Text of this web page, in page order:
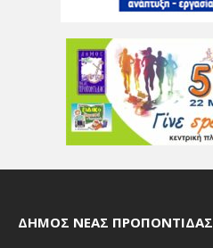
ΔΉΜΟΣ ΝΈΑΣ ΠΡΟΠΟΝΤΊΔΑΣ